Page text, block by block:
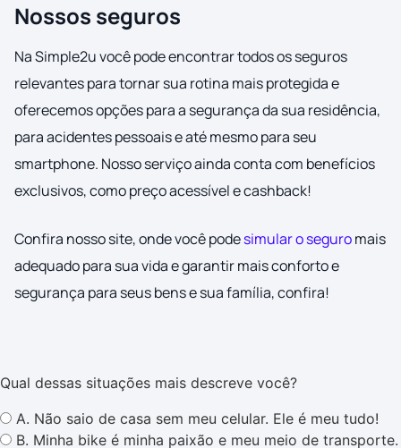
Nossos seguros
Na Simple2u você pode encontrar todos os seguros
relevantes para tornar sua rotina mais protegida e
oferecemos opções para a segurança da sua residência,
para acidentes pessoais e até mesmo para seu
smartphone. Nosso serviço ainda conta com benefícios
exclusivos, como preço acessível e cashback!
Confira nosso site, onde você podesimular o seguromais
adequado para sua vida e garantir mais conforto e
segurança para seus bens e sua família, confira!
Qual dessas situações mais descreve você?
A. Não saio de casa sem meu celular. Ele é meu tudo!
B. Minha bike é minha paixão e meu meio de transporte.